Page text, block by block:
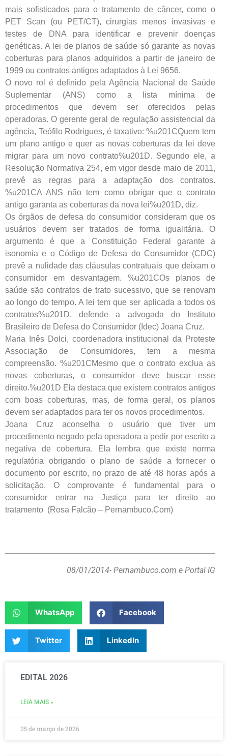
mais sofisticados para o tratamento de câncer, como o
PET Scan (ou PET/CT), cirurgias menos invasivas e
testes de DNA para identificar e prevenir doenças
genéticas. A lei de planos de saúde só garante as novas
coberturas para planos adquiridos a partir de janeiro de
1999 ou contratos antigos adaptados à Lei 9656.
O novo rol é definido pela Agência Nacional de Saúde
Suplementar (ANS) como a lista mínima de
procedimentos que devem ser oferecidos pelas
operadoras. O gerente geral de regulação assistencial da
agência, Teófilo Rodrigues, é taxativo: %u201CQuem tem
um plano antigo e quer as novas coberturas da lei deve
migrar para um novo contrato%u201D. Segundo ele, a
Resolução Normativa 254, em vigor desde maio de 2011,
prevê as regras para a adaptação dos contratos.
%u201CA ANS não tem como obrigar que o contrato
antigo garanta as coberturas da nova lei%u201D, diz.
Os órgãos de defesa do consumidor consideram que os
usuários devem ser tratados de forma igualitária. O
argumento é que a Constituição Federal garante a
isonomia e o Código de Defesa do Consumidor (CDC)
prevê a nulidade das cláusulas contratuais que deixam o
consumidor em desvantagem. %u201COs planos de
saúde são contratos de trato sucessivo, que se renovam
ao longo do tempo. A lei tem que ser aplicada a todos os
contratos%u201D, defende a advogada do Instituto
Brasileiro de Defesa do Consumidor (Idec) Joana Cruz.
Maria Inês Dolci, coordenadora institucional da Proteste
Associação de Consumidores, tem a mesma
compreensão. %u201CMesmo que o contrato exclua as
novas coberturas, o consumidor deve buscar esse
direito.%u201D Ela destaca que existem contratos antigos
com boas coberturas, mas, de forma geral, os planos
devem ser adaptados para ter os novos procedimentos.
Joana Cruz aconselha o usuário que tiver um
procedimento negado pela operadora a pedir por escrito a
negativa de cobertura. Ela lembra que existe norma
regulatória obrigando o plano de saúde a fornecer o
documento por escrito, no prazo de até 48 horas após a
solicitação. O comprovante é fundamental para o
consumidor entrar na Justiça para ter direito ao
tratamento (Rosa Falcão – Pernambuco.Com)
08/01/2014- Pernambuco.com e Portal IG
WhatsApp Facebook
Twitter LinkedIn
EDITAL 2026
LEIA MAIS »
25 de março de 2026